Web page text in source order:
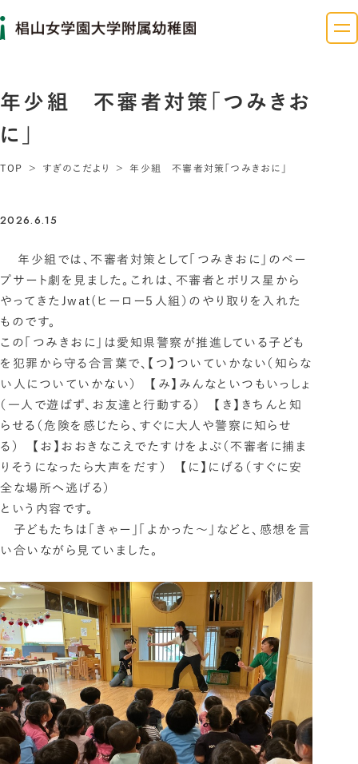
年少組 不審者対策「つみきお
に」
TOP すぎのこだより 年少組 不審者対策「つみきおに」
2026.6.15
年少組では、不審者対策として「つみきおに」のペー
プサート劇を見ました。これは、不審者とポリス星から
やってきたJwat(ヒーロー５人組）のやり取りを入れた
ものです。
この「つみきおに」は愛知県警察が推進している子ども
を犯罪から守る合言葉で、【つ】ついていかない（知らな
い人についていかない） 【み】みんなといつもいっしょ
（一人で遊ばず、お友達と行動する） 【き】きちんと知
らせる（危険を感じたら、すぐに大人や警察に知らせ
る） 【お】おおきなこえでたすけをよぶ（不審者に捕ま
りそうになったら大声をだす） 【に】にげる（すぐに安
全な場所へ逃げる）
という内容です。
子どもたちは「きゃー」「よかった～」などと、感想を言
い合いながら見ていました。